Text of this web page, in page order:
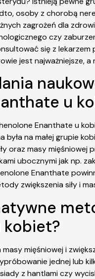
osoby z chorobą
zagrożeń dla
czy
się z
jest
u
Enanthate u
na małej grupie
oraz masy mięśniowej
ubocznymi jak np.
Enanthate
zwiększenia siły i
kobiet?
mięśniowej i
jednej lub
z hantlami czy